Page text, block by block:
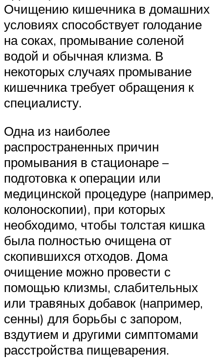
Очищению кишечника в домашних
условиях способствует голодание
на соках, промывание соленой
водой и обычная клизма. В
некоторых случаях промывание
кишечника требует обращения к
специалисту.
Одна из наиболее
распространенных причин
промывания в стационаре –
подготовка к операции или
медицинской процедуре (например,
колоноскопии), при которых
необходимо, чтобы толстая кишка
была полностью очищена от
скопившихся отходов. Дома
очищение можно провести с
помощью клизмы, слабительных
или травяных добавок (например,
сенны) для борьбы с запором,
вздутием и другими симптомами
расстройства пищеварения.